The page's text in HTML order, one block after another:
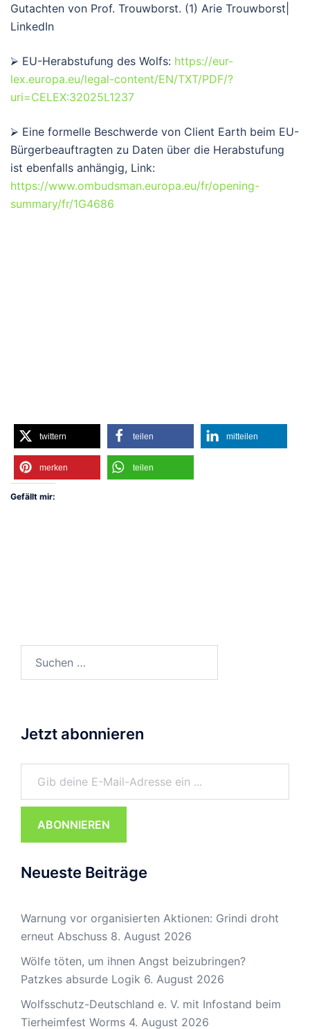
Gutachten von Prof. Trouwborst. (1) Arie Trouwborst|
LinkedIn
⮚ EU-Herabstufung des Wolfs: https://eur-
lex.europa.eu/legal-content/EN/TXT/PDF/?
uri=CELEX:32025L1237
⮚ Eine formelle Beschwerde von Client Earth beim EU-
Bürgerbeauftragten zu Daten über die Herabstufung
ist ebenfalls anhängig, Link:
https://www.ombudsman.europa.eu/fr/opening-
summary/fr/1G4686
twittern teilen mitteilen
merken teilen
Gefällt mir:
nach:
Jetzt abonnieren
Gib deine E-Mail-Adresse ein ...
ABONNIEREN
Neueste Beiträge
Warnung vor organisierten Aktionen: Grindi droht
erneut Abschuss 8. August 2026
Wölfe töten, um ihnen Angst beizubringen?
Patzkes absurde Logik 6. August 2026
Wolfsschutz-Deutschland e. V. mit Infostand beim
Tierheimfest Worms 4. August 2026